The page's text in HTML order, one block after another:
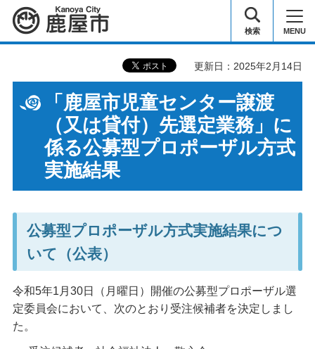
鹿屋市 検索 MENU
更新日：2025年2月14日
「鹿屋市児童センター譲渡
（又は貸付）先選定業務」に
係る公募型プロポーザル方式
実施結果
公募型プロポーザル方式実施結果につ
いて（公表）
令和5年1月30日（月曜日）開催の公募型プロポーザル選
定委員会において、次のとおり受注候補者を決定しまし
た。